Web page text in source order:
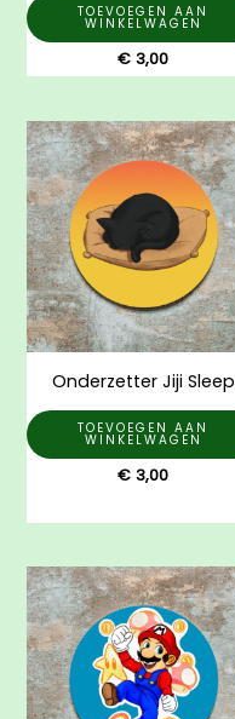
TOEVOEGEN AAN
WINKELWAGEN
€ 3,00
Onderzetter Jiji Sleep
TOEVOEGEN AAN
WINKELWAGEN
€ 3,00